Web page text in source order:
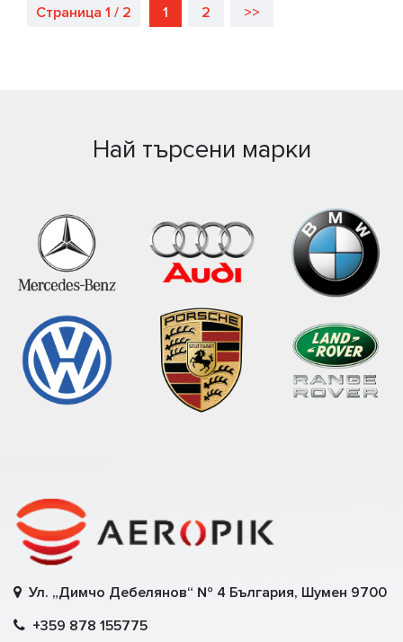
Страница 1 / 2 1 2 >>
Най търсени марки
Ул. „Димчо Дебелянов“ № 4 България, Шумен 9700
+359 878 155775